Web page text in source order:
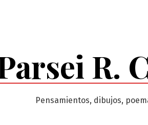
R.
Pensamientos, dibujos,